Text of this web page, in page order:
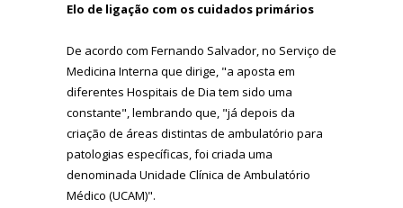
Elo de ligação com os cuidados primários
De acordo com Fernando Salvador, no Serviço de
Medicina Interna que dirige, "a aposta em
diferentes Hospitais de Dia tem sido uma
constante", lembrando que, "já depois da
criação de áreas distintas de ambulatório para
patologias específicas, foi criada uma
denominada Unidade Clínica de Ambulatório
Médico (UCAM)".